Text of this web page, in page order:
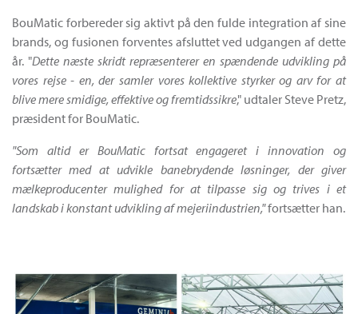
BouMatic forbereder sig aktivt på den fulde integration af sine
brands, og fusionen forventes afsluttet ved udgangen af dette
år. "Dette næste skridt repræsenterer en spændende udvikling på
vores rejse - en, der samler vores kollektive styrker og arv for at
blive mere smidige, effektive og fremtidssikre," udtaler Steve Pretz,
præsident for BouMatic.
"Som altid er BouMatic fortsat engageret i innovation og
fortsætter med at udvikle banebrydende løsninger, der giver
mælkeproducenter mulighed for at tilpasse sig og trives i et
landskab i konstant udvikling af mejeriindustrien,"fortsætter han.